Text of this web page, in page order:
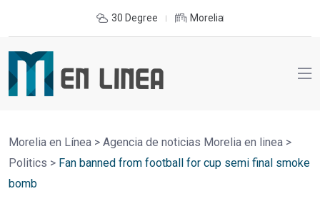
30 Degree Morelia
Morelia en Línea > Agencia de noticias Morelia en linea >
Politics > Fan banned from football for cup semi final smoke
bomb